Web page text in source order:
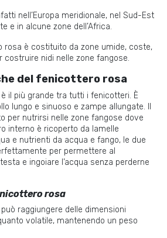
nell’Europa meridionale, nel Sud-Est
e in alcune zone dell’Africa.
rosa è costituito da zone umide, coste,
costruire nidi nelle zone fangose.
del fenicottero rosa
è il più grande tra tutti i fenicotteri. È
lungo e sinuoso e zampe allungate. Il
per nutrirsi nelle zone fangose dove
interno è ricoperto da lamelle
e nutrienti da acqua e fango, le due
per permettere al
e ingoiare l’acqua senza perderne
rosa
raggiungere delle dimensioni
volatile, mantenendo un peso